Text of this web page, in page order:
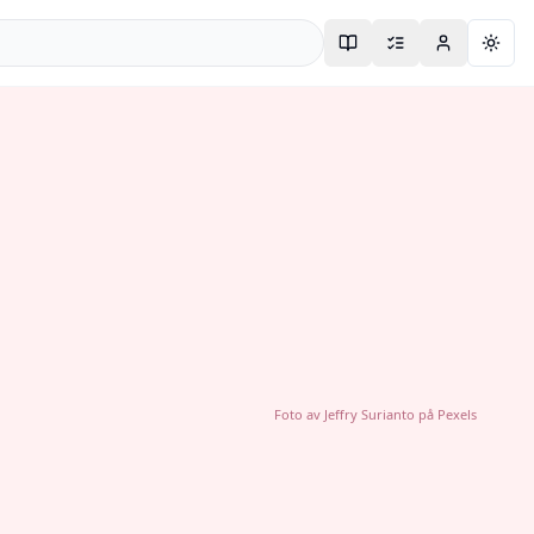
Foto av Jeffry Surianto på Pexels